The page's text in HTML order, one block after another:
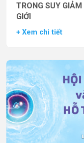
TRONG SUY
GIỚI
+ Xem chi tiết